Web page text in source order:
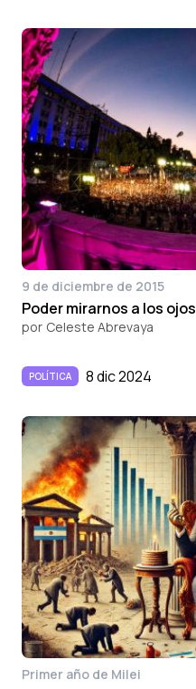
9 de diciembre de 2015
Poder mirarnos a los ojos
por Celeste Abrevaya
POLÍTICA 8 dic 2024
Primer año de Milei